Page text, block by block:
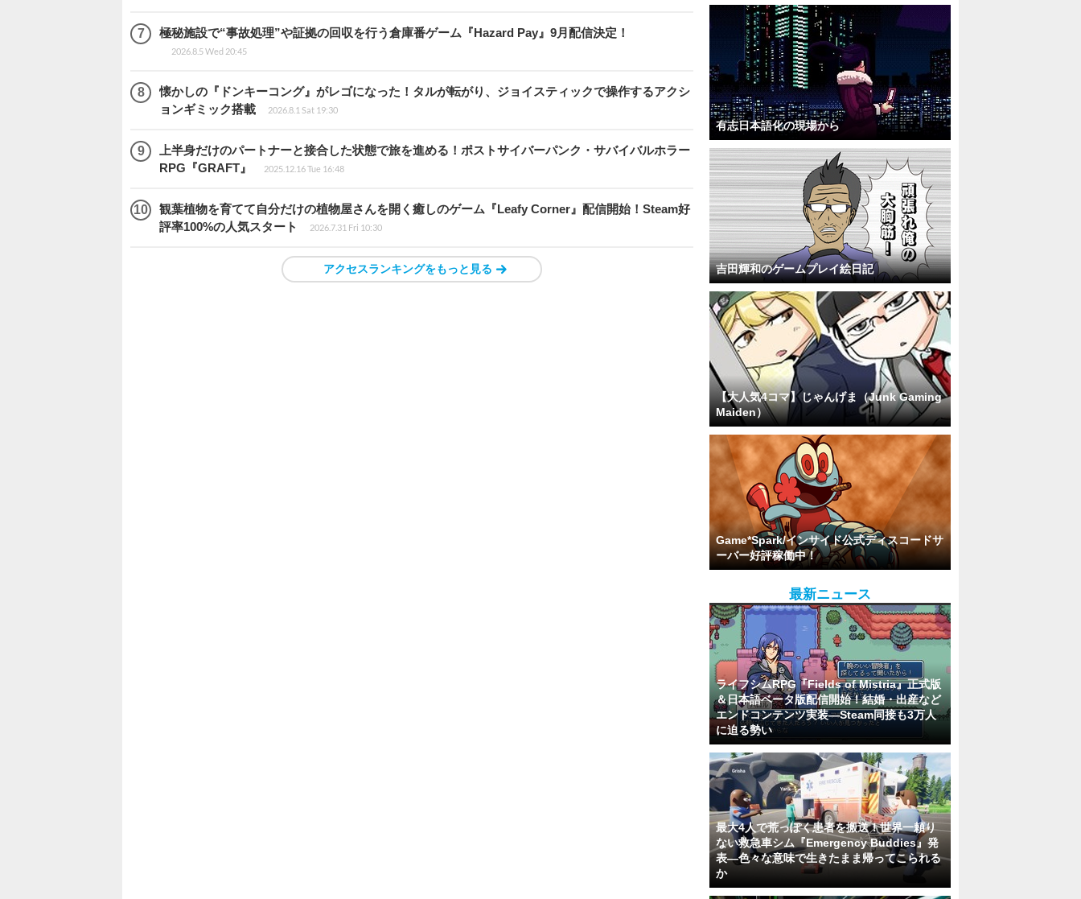
極秘施設で“事故処理”や証拠の回収を行う倉庫番ゲーム『Hazard Pay』9月配信決定！
2026.8.5 Wed 20:45
懐かしの『ドンキーコング』がレゴになった！タルが転がり、ジョイスティックで操作するアクシ
ョンギミック搭載
2026.8.1 Sat 19:30
上半身だけのパートナーと接合した状態で旅を進める！ポストサイバーパンク・サバイバルホラー
RPG『GRAFT』
2025.12.16 Tue 16:48
観葉植物を育てて自分だけの植物屋さんを開く癒しのゲーム『Leafy Corner』配信開始！Steam好
評率100%の人気スタート
2026.7.31 Fri 10:30
アクセスランキングをもっと見る
有志日本語化の現場から
吉田輝和のゲームプレイ絵日記
【大人気4コマ】じゃんげま（Junk Gaming
Maiden）
Game*Spark/インサイド公式ディスコードサ
ーバー好評稼働中！
最新ニュース
ライフシムRPG『Fields of Mistria』正式版
＆日本語ベータ版配信開始！結婚・出産など
エンドコンテンツ実装―Steam同接も3万人
に迫る勢い
最大4人で荒っぽく患者を搬送！世界一頼り
ない救急車シム『Emergency Buddies』発
表―色々な意味で生きたまま帰ってこられる
か